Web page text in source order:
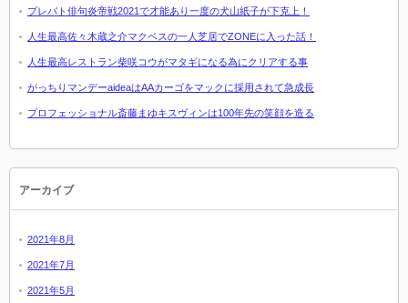
プレバト俳句炎帝戦2021で才能あり一度の犬山紙子が下克上！
人生最高佐々木蔵之介マクベスの一人芝居でZONEに入った話！
人生最高レストラン柴咲コウがマタギになる為にクリアする事
がっちりマンデーaideaはAAカーゴをマックに採用されて急成長
プロフェッショナル斎藤まゆキスヴィンは100年先の笑顔を造る
アーカイブ
2021年8月
2021年7月
2021年5月